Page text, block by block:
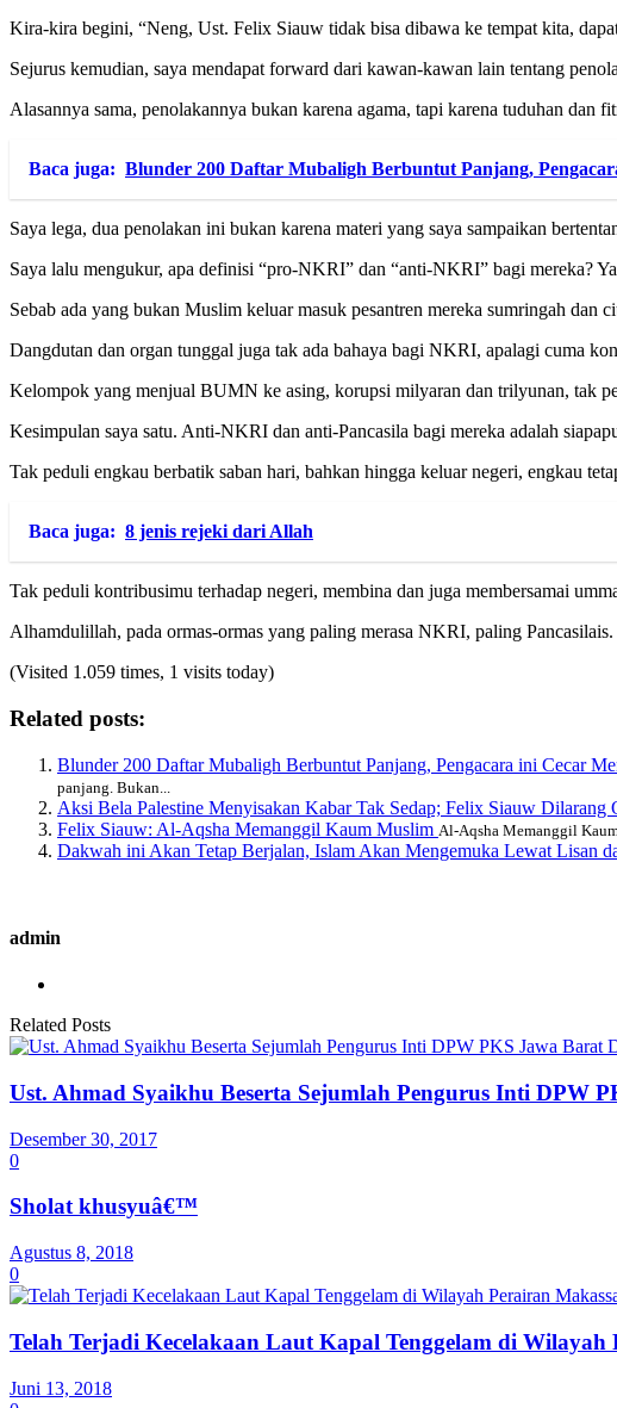
Kira-kira begini, “Neng, Ust. Felix Siauw tidak bisa dibawa ke tempat kita,
Sejurus kemudian, saya mendapat forward dari kawan-kawan lain tentang
Alasannya sama, penolakannya bukan karena agama, tapi karena tuduhan
Baca juga: Blunder 200 Daftar Mubaligh Berbuntut Panjang,
Saya lega, dua penolakan ini bukan karena materi yang saya sampaikan
Saya lalu mengukur, apa definisi “pro-NKRI” dan “anti-NKRI” bagi mereka?
Sebab ada yang bukan Muslim keluar masuk pesantren mereka sumringah dan
Dangdutan dan organ tunggal juga tak ada bahaya bagi NKRI, apalagi cuma
Kelompok yang menjual BUMN ke asing, korupsi milyaran dan trilyunan, tak
Kesimpulan saya satu. Anti-NKRI dan anti-Pancasila bagi mereka adalah
Tak peduli engkau berbatik saban hari, bahkan hingga keluar negeri, engkau
Baca juga: 8 jenis rejeki dari Allah
Tak peduli kontribusimu terhadap negeri, membina dan juga membersamai
Alhamdulillah, pada ormas-ormas yang paling merasa NKRI, paling
(Visited 1.059 times, 1 visits today)
Related posts:
Blunder 200 Daftar Mubaligh Berbuntut Panjang, Pengacara ini Cecar
panjang. Bukan...
Aksi Bela Palestine Menyisakan Kabar Tak Sedap; Felix Siauw Dilarang
Felix Siauw: Al-Aqsha Memanggil Kaum Muslim Al-Aqsha Memanggil
Dakwah ini Akan Tetap Berjalan, Islam Akan Mengemuka Lewat Lisan
admin
Related Posts
Ust. Ahmad Syaikhu Beserta Sejumlah Pengurus Inti DPW
Desember 30, 2017
0
Sholat khusyuâ€™
Agustus 8, 2018
0
Telah Terjadi Kecelakaan Laut Kapal Tenggelam di
Juni 13, 2018